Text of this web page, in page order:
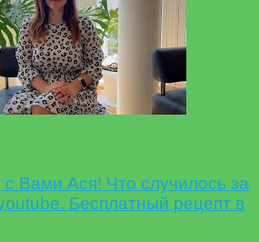
с Вами Ася! Что случилось за
Бесплатный рецепт в